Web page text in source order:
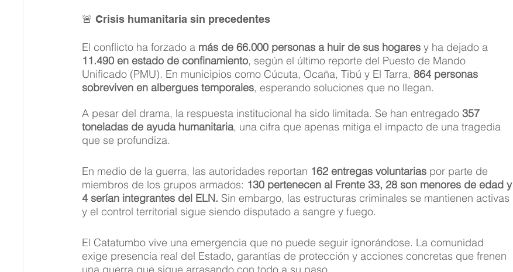
🚨 Crisis humanitaria sin precedentes
El conflicto ha forzado a más de 66.000 personas a huir de sus hogares y ha dejado a
11.490 en estado de confinamiento, según el último reporte del Puesto de Mando
Unificado (PMU). En municipios como Cúcuta, Ocaña, Tibú y El Tarra, 864 personas
sobreviven en albergues temporales, esperando soluciones que no llegan.
A pesar del drama, la respuesta institucional ha sido limitada. Se han entregado 357
toneladas de ayuda humanitaria, una cifra que apenas mitiga el impacto de una tragedia
que se profundiza.
En medio de la guerra, las autoridades reportan 162 entregas voluntarias por parte de
miembros de los grupos armados: 130 pertenecen al Frente 33, 28 son menores de edad y
4 serían integrantes del ELN. Sin embargo, las estructuras criminales se mantienen activas
y el control territorial sigue siendo disputado a sangre y fuego.
El Catatumbo vive una emergencia que no puede seguir ignorándose. La comunidad
exige presencia real del Estado, garantías de protección y acciones concretas que frenen
una guerra que sigue arrasando con todo a su paso.